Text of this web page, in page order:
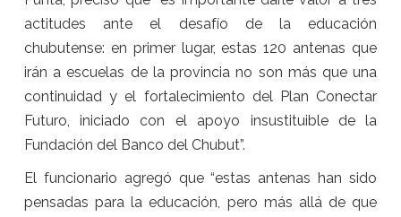
actitudes ante el desafío de la educación
chubutense: en primer lugar, estas 120 antenas que
irán a escuelas de la provincia no son más que una
continuidad y el fortalecimiento del Plan Conectar
Futuro, iniciado con el apoyo insustituible de la
Fundación del Banco del Chubut”.
El funcionario agregó que “estas antenas han sido
pensadas para la educación, pero más allá de que